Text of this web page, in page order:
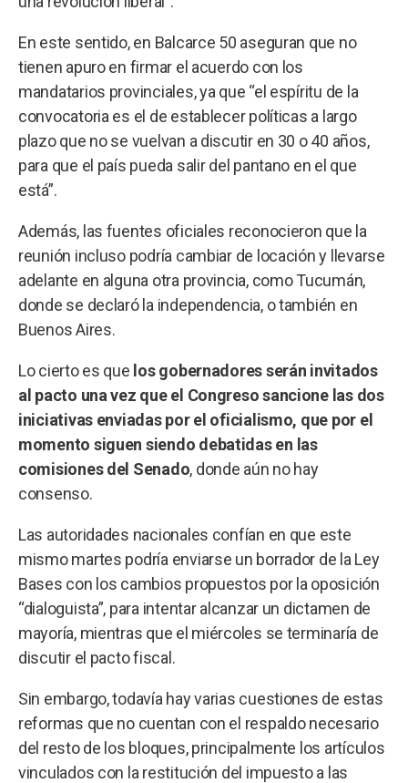
En este sentido, en Balcarce 50 aseguran que no
tienen apuro en firmar el acuerdo con los
mandatarios provinciales, ya que “el espíritu de la
convocatoria es el de establecer políticas a largo
plazo que no se vuelvan a discutir en 30 o 40 años,
para que el país pueda salir del pantano en el que
está”.
Además, las fuentes oficiales reconocieron que la
reunión incluso podría cambiar de locación y llevarse
adelante en alguna otra provincia, como Tucumán,
donde se declaró la independencia, o también en
Buenos Aires.
Lo cierto es que los gobernadores serán invitados
al pacto una vez que el Congreso sancione las dos
iniciativas enviadas por el oficialismo, que por el
momento siguen siendo debatidas en las
comisiones del Senado, donde aún no hay
consenso.
Las autoridades nacionales confían en que este
mismo martes podría enviarse un borrador de la Ley
Bases con los cambios propuestos por la oposición
“dialoguista”, para intentar alcanzar un dictamen de
mayoría, mientras que el miércoles se terminaría de
discutir el pacto fiscal.
Sin embargo, todavía hay varias cuestiones de estas
reformas que no cuentan con el respaldo necesario
del resto de los bloques, principalmente los artículos
vinculados con la restitución del impuesto a las